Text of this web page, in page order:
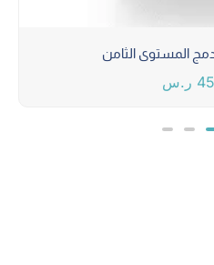
المستوى الثامن
ر.س